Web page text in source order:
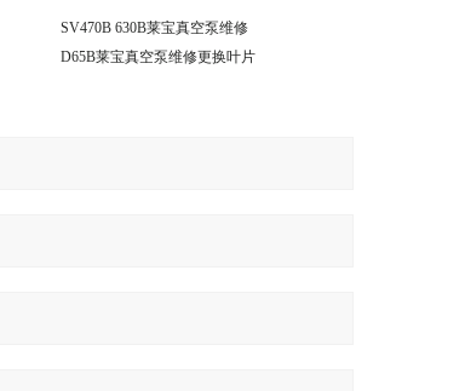
SV470B 630B莱宝真空泵维修
D65B莱宝真空泵维修更换叶片